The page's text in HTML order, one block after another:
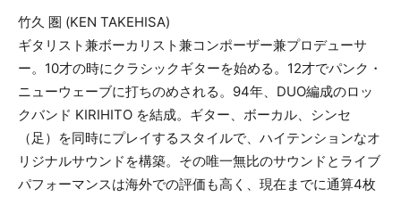
竹久 圏 (KEN TAKEHISA)
ギタリスト兼ボーカリスト兼コンポーザー兼プロデューサ
ー。10才の時にクラシックギターを始める。12才でパンク・
ニューウェーブに打ちのめされる。94年、DUO編成のロッ
クバンド KIRIHITO を結成。ギター、ボーカル、シンセ
（足）を同時にプレイするスタイルで、ハイテンションなオ
リジナルサウンドを構築。その唯一無比のサウンドとライブ
パフォーマンスは海外での評価も高く、現在までに通算4枚